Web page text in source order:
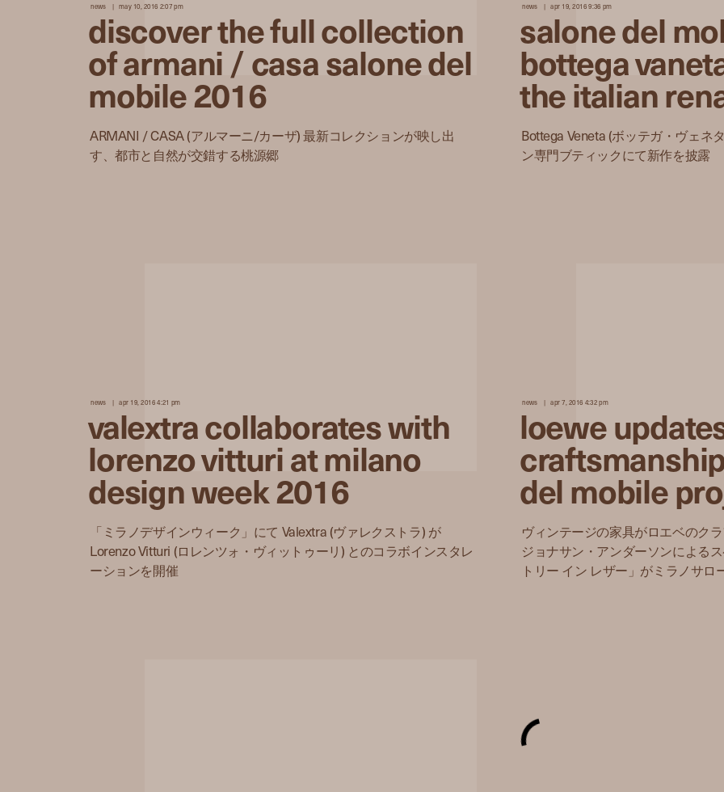
news may 10, 2016 2:07 pm
discover the full collection
of armani / casa salone del
mobile 2016
ARMANI / CASA (アルマーニ/カーザ) 最新コレクションが映し出
す、都市と自然が交錯する桃源郷
news apr 19, 2016 9:36 pm
salone del
bottega
the italian
Bottega Veneta (ボッテガ・ヴェネ
ン専門ブティックにて新作を披露
news apr 19, 2016 4:21 pm
valextra collaborates with
lorenzo vitturi at milano
design week 2016
「ミラノデザインウィーク」にて Valextra (ヴァレクストラ) が
Lorenzo Vitturi (ロレンツォ・ヴィットゥーリ) とのコラボインスタレ
ーションを開催
news apr 7, 2016 4:32 pm
loewe
del mobile
ヴィンテージの家具がロエベのク
ジョナサン・アンダーソンによる
トリー イン レザー」がミラノサロ